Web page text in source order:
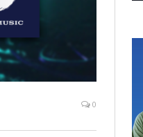
0